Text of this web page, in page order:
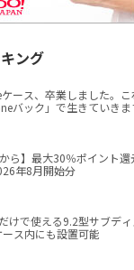
ング
ース、卒業しました。
バック」で生きていきま
から】最大30％ポイント
年8月開始分
けで使える9.2型サブデ
ス内にも設置可能